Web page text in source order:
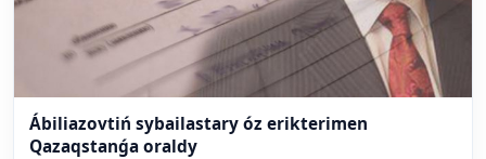
Ábiliazovtiń sybailastary óz erikterimen
Qazaqstanǵa oraldy